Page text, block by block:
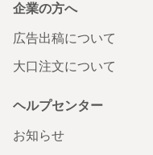
企業の方へ
広告出稿について
大口注文について
ヘルプセンター
お知らせ